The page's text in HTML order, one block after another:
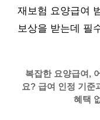
재보험 요양급여
보상을 받는데 필
복잡한 요양급여,
요? 급여 인정 기준
혜택